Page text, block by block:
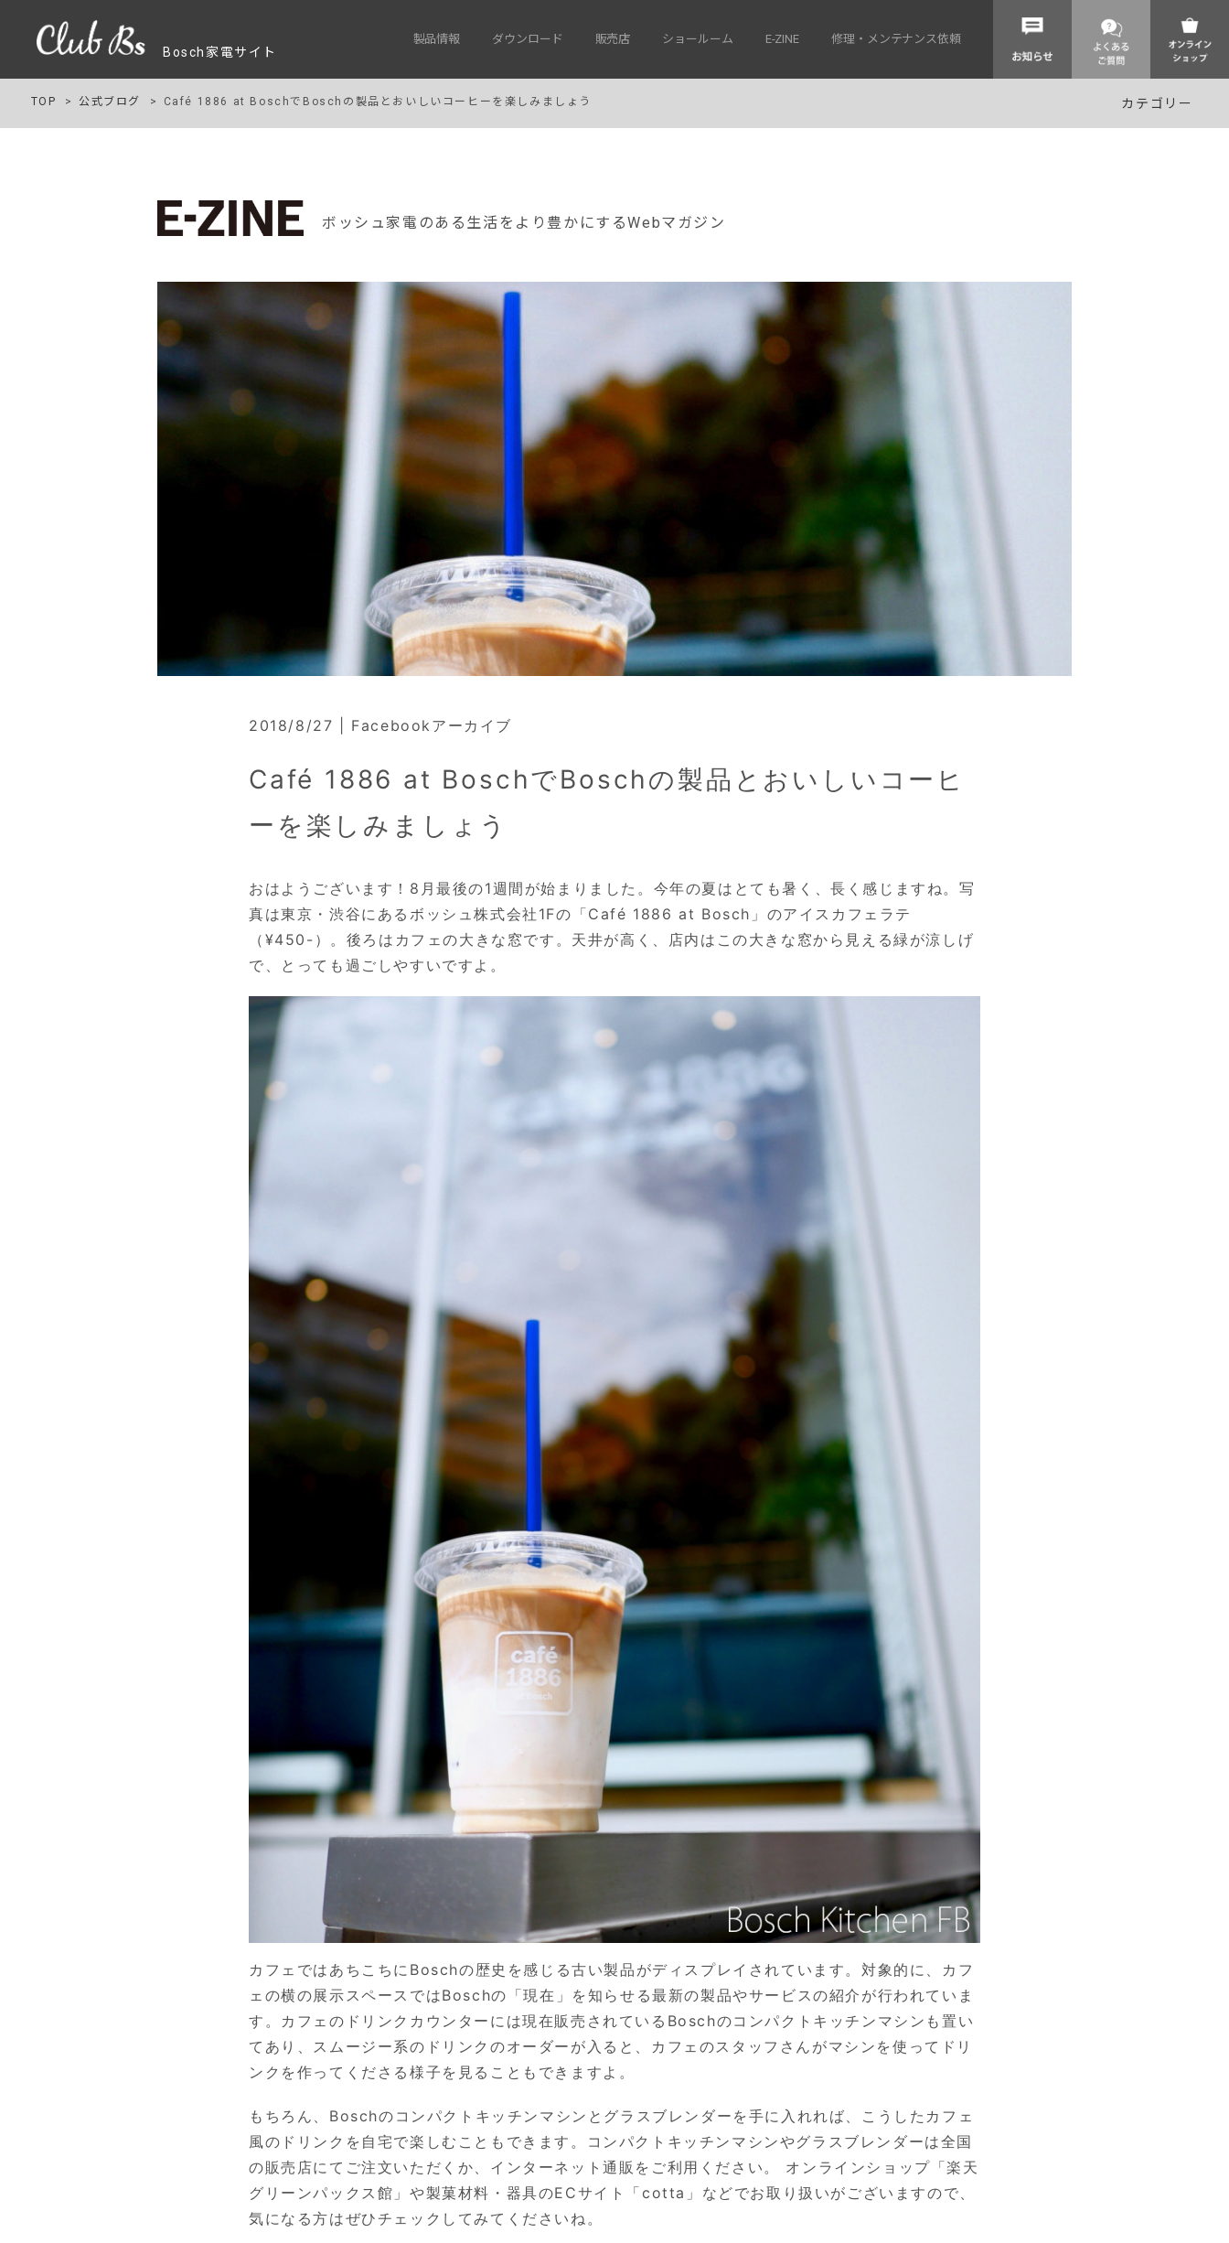
Bosch家電サイト
製品情報 ダウンロード 販売店 ショールーム E-ZINE 修理・メンテナンス依頼
TOP 公式ブログ Café 1886 at BoschでBoschの製品とおいしいコーヒーを楽しみましょう カテゴリー
ボッシュ家電のある生活をより豊かにするWebマガジン
2018/8/27 | Facebookアーカイブ
Café 1886 at BoschでBoschの製品とおいしいコーヒ
ーを楽しみましょう
おはようございます！8月最後の1週間が始まりました。今年の夏はとても暑く、長く感じますね。写
真は東京・渋谷にあるボッシュ株式会社1Fの「Café 1886 at Bosch」のアイスカフェラテ
（¥450-）。後ろはカフェの大きな窓です。天井が高く、店内はこの大きな窓から見える緑が涼しげ
で、とっても過ごしやすいですよ。
カフェではあちこちにBoschの歴史を感じる古い製品がディスプレイされています。対象的に、カフ
ェの横の展示スペースではBoschの「現在」を知らせる最新の製品やサービスの紹介が行われていま
す。カフェのドリンクカウンターには現在販売されているBoschのコンパクトキッチンマシンも置い
てあり、スムージー系のドリンクのオーダーが入ると、カフェのスタッフさんがマシンを使ってドリ
ンクを作ってくださる様子を見ることもできますよ。
もちろん、Boschのコンパクトキッチンマシンとグラスブレンダーを手に入れれば、こうしたカフェ
風のドリンクを自宅で楽しむこともできます。コンパクトキッチンマシンやグラスブレンダーは全国
の販売店にてご注文いただくか、インターネット通販をご利用ください。 オンラインショップ「楽天
グリーンパックス館 」や製菓材料・器具のECサイト「cotta 」などでお取り扱いがございますので、
気になる方はぜひチェックしてみてくださいね。